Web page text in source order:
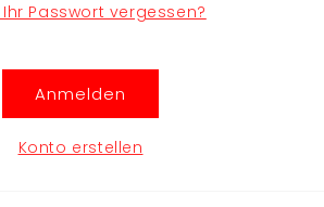
Ihr Passwort vergessen?
Anmelden
Konto erstellen